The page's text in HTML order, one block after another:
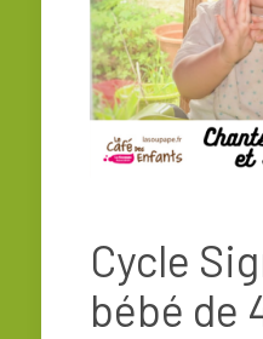
Cycle
bébé de